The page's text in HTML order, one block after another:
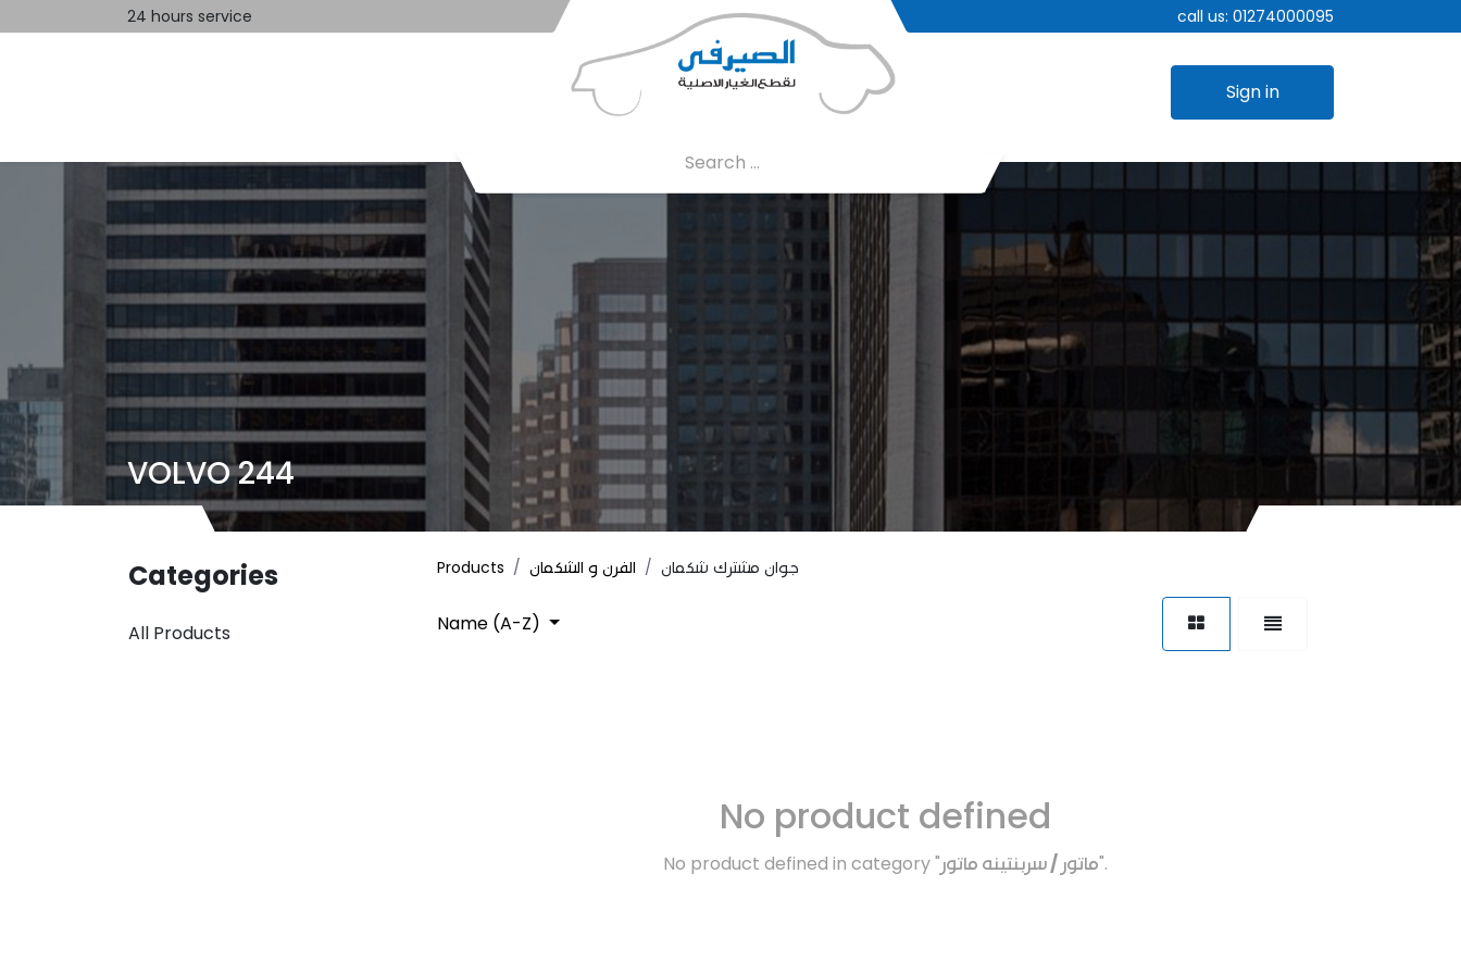
24 hours service call us: 01274000095
Sign in
VOLVO 244
Categories
All Products
Products الفرن و الشكمان جوان مشترك شكمان
Name (A-Z)
No product defined
No product defined in category "ماتور / سربنتينه ماتور".